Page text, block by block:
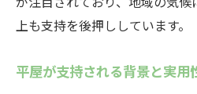
上も支持を後押ししています。
平屋が支持される背景と実用